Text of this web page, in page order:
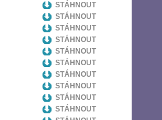
STÁHNOUT
STÁHNOUT
STÁHNOUT
STÁHNOUT
STÁHNOUT
STÁHNOUT
STÁHNOUT
STÁHNOUT
STÁHNOUT
STÁHNOUT